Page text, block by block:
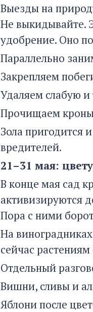
Выезды на
Не выкидывайте.
удобрение. Оно
Параллельно
Закрепляем
Удаляем слабую и
Прочищаем кроны
Зола пригодится
вредителей.
21–31 мая:
В конце мая сад
активизируются
Пора с ними
На
сейчас
Отдельный
Вишни, сливы и
Яблони после